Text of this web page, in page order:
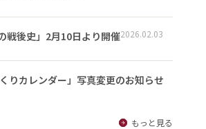
戦後史」2月10日より開催2026.02.03
くりカレンダー」写真変更のお知らせ
もっと見る